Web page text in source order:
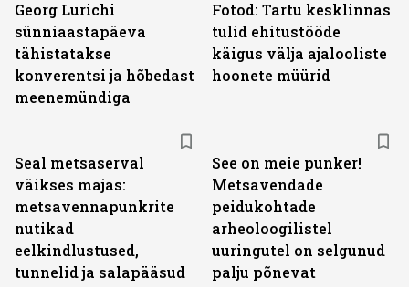
Georg Lurichi
sünniaastapäeva
tähistatakse
konverentsi ja hõbedast
meenemündiga
Fotod: Tartu kesklinnas
tulid ehitustööde
käigus välja ajalooliste
hoonete müürid
Seal metsaserval
väikses majas:
metsavennapunkrite
nutikad
eelkindlustused,
tunnelid ja salapääsud
See on meie punker!
Metsavendade
peidukohtade
arheoloogilistel
uuringutel on selgunud
palju põnevat